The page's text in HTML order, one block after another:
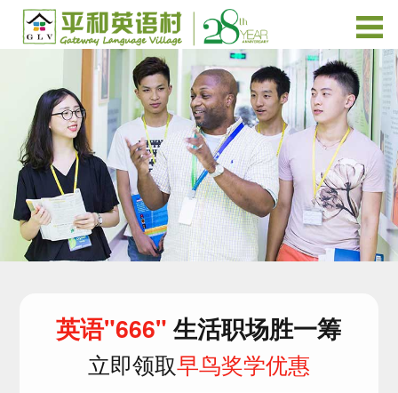
英语"666"生活职场胜一筹
立即领取早鸟奖学优惠